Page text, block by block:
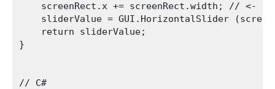
screenRect.x += screenRect.width; // <- 将
sliderValue = GUI.HorizontalSlider
    return sliderValue;
}
// C#